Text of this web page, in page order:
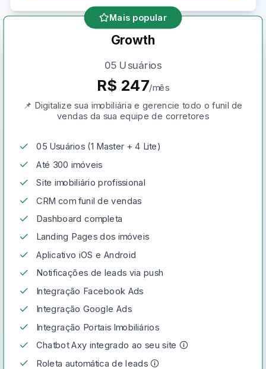
Mais popular
Growth
05 Usuários
R$ 247/mês
📌 Digitalize sua imobiliária e gerencie todo o funil de
vendas da sua equipe de corretores
05 Usuários (1 Master + 4 Lite)
Até 300 imóveis
Site imobiliário profissional
CRM com funil de vendas
Dashboard completa
Landing Pages dos imóveis
Aplicativo iOS e Android
Notificações de leads via push
Integração Facebook Ads
Integração Google Ads
Integração Portais Imobiliários
Chatbot Axy integrado ao seu site 🛈
Roleta automática de leads 🛈